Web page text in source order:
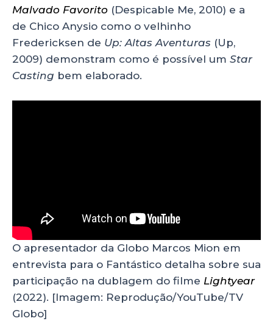
Malvado Favorito (Despicable Me, 2010) e a
de Chico Anysio como o velhinho
Fredericksen de Up: Altas Aventuras (Up,
2009) demonstram como é possível um Star
Casting bem elaborado.
O apresentador da Globo Marcos Mion em
entrevista para o Fantástico detalha sobre sua
participação na dublagem do filme Lightyear
(2022). [Imagem: Reprodução/YouTube/TV
Globo]